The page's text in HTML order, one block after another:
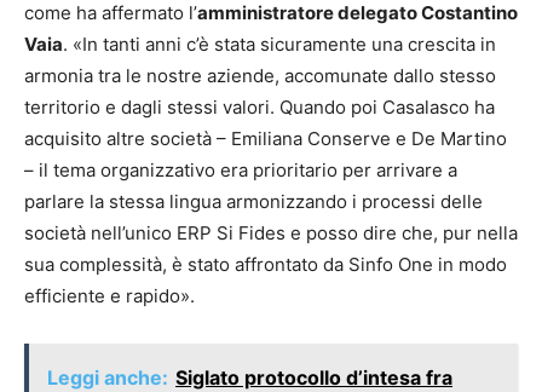
come ha affermato l’amministratore delegato Costantino
Vaia. «In tanti anni c’è stata sicuramente una crescita in
armonia tra le nostre aziende, accomunate dallo stesso
territorio e dagli stessi valori. Quando poi Casalasco ha
acquisito altre società – Emiliana Conserve e De Martino
– il tema organizzativo era prioritario per arrivare a
parlare la stessa lingua armonizzando i processi delle
società nell’unico ERP Si Fides e posso dire che, pur nella
sua complessità, è stato affrontato da Sinfo One in modo
efficiente e rapido».
Leggi anche: Siglato protocollo d’intesa fra